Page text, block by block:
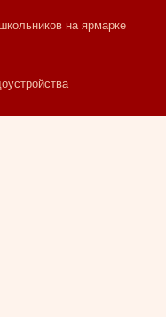
на ярмарке